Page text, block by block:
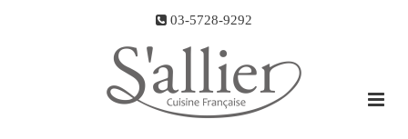
03-5728-9292